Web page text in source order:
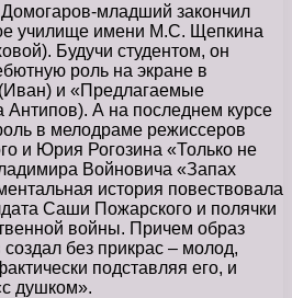
младший закончил
училище имени М.С. Щепкина
Будучи студентом, он
роль на экране в
и «Предлагаемые
Антипов). А на последнем курсе
в мелодраме режиссеров
и Юрия Рогозина «Только не
Войновича «Запах
история повествовала
Саши Пожарского и полячки
войны. Причем образ
без прикрас – молод,
подставляя его, и
душком».